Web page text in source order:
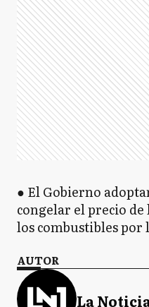
● El Gobierno
congelar el precio
los combustibles por
AUTOR
La